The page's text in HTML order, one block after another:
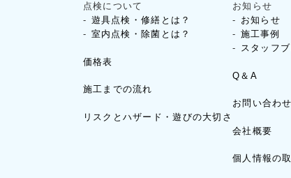
点検について
遊具点検・修繕とは？
室内点検・除菌とは？
価格表
施工までの流れ
リスクとハザード・遊びの大切さ
お知らせ
お知らせ
施工事例
スタッフ
Q＆A
お問い合わせ
会社概要
個人情報の